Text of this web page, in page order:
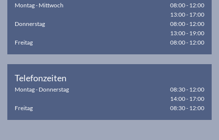
Montag - Mittwoch
08:00 - 12:00
13:00 - 17:00
Donnerstag
08:00 - 12:00
13:00 - 19:00
Freitag
08:00 - 12:00
Telefonzeiten
Montag - Donnerstag
08:30 - 12:00
14:00 - 17:00
Freitag
08:30 - 12:00